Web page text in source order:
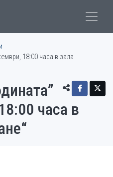
18:00 часа в зала
часа в